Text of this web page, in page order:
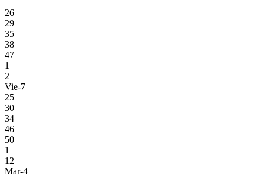
26
29
35
38
47
1
2
Vie-7
25
30
34
46
50
1
12
Mar-4